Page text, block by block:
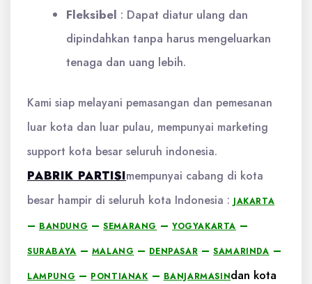
Fleksibel : Dapat diatur ulang dan
dipindahkan tanpa harus mengeluarkan
tenaga dan uang lebih.
Kami siap melayani pemasangan dan pemesanan
luar kota dan luar pulau, mempunyai marketing
support kota besar seluruh indonesia.
PABRIK PARTISImempunyai cabang di kota
besar hampir di seluruh kota Indonesia : JAKARTA
– BANDUNG –SEMARANG –YOGYAKARTA –
SURABAYA – MALANG – DENPASAR –SAMARINDA –
LAMPUNG – PONTIANAK – BANJARMASINdan kota